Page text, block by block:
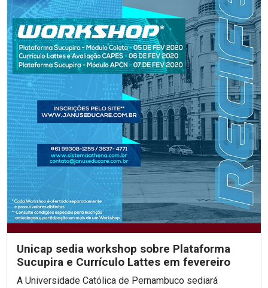
Unicap sedia workshop sobre Plataforma
Sucupira e Currículo Lattes em fevereiro
A Universidade Católica de Pernambuco sediará